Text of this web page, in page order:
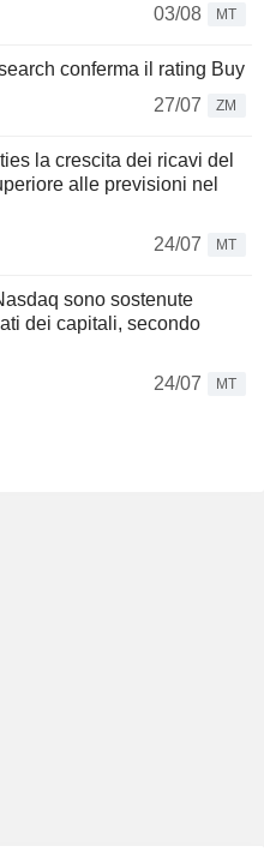
03/08
MT
conferma il rating Buy
27/07
ZM
la crescita dei ricavi del
alle previsioni nel
24/07
MT
sono sostenute
dei capitali, secondo
24/07
MT